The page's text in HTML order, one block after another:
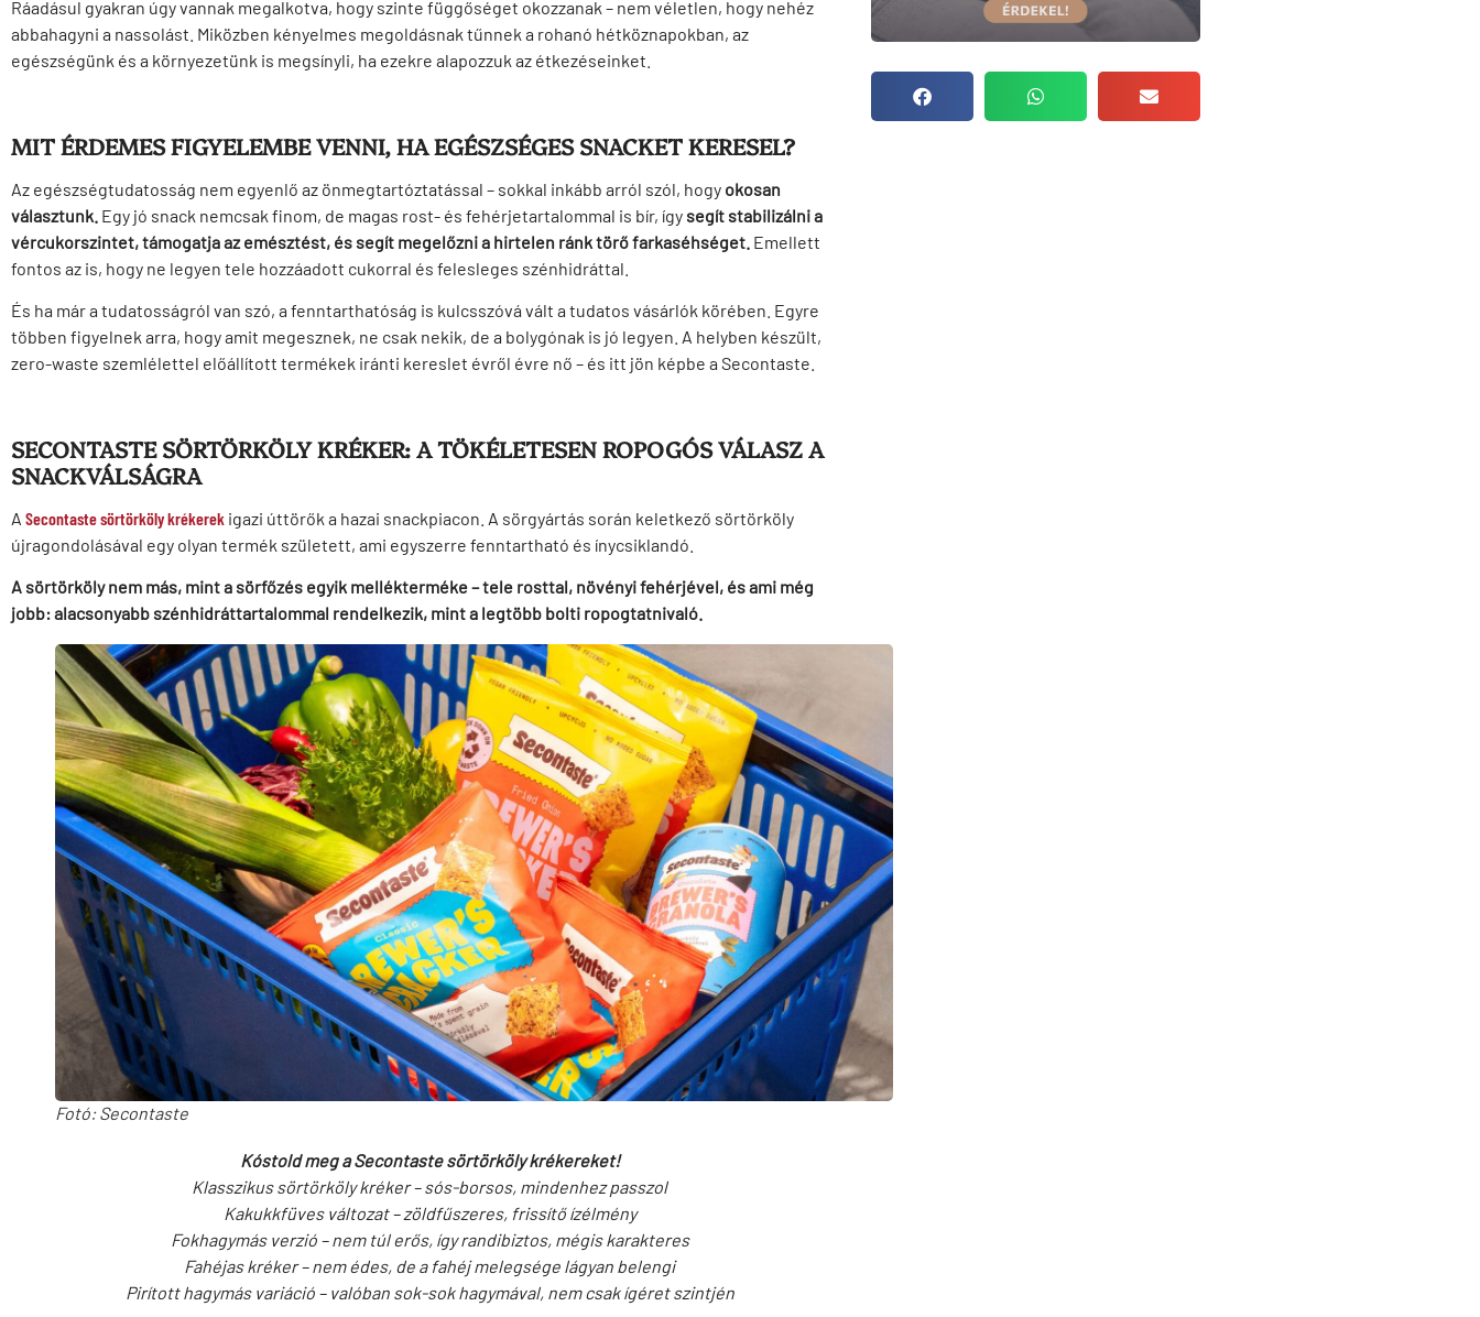
Ráadásul gyakran úgy vannak megalkotva, hogy szinte függőséget okozzanak – nem véletlen, hogy nehéz
abbahagyni a nassolást. Miközben kényelmes megoldásnak tűnnek a rohanó hétköznapokban, az
egészségünk és a környezetünk is megsínyli, ha ezekre alapozzuk az étkezéseinket.
MIT ÉRDEMES FIGYELEMBE VENNI, HA EGÉSZSÉGES SNACKET KERESEL?
Az egészségtudatosság nem egyenlő az önmegtartóztatással – sokkal inkább arról szól, hogy okosan
választunk. Egy jó snack nemcsak finom, de magas rost- és fehérjetartalommal is bír, így segít stabilizálni a
vércukorszintet, támogatja az emésztést, és segít megelőzni a hirtelen ránk törő farkaséhséget. Emellett
fontos az is, hogy ne legyen tele hozzáadott cukorral és felesleges szénhidráttal.
És ha már a tudatosságról van szó, a fenntarthatóság is kulcsszóvá vált a tudatos vásárlók körében. Egyre
többen figyelnek arra, hogy amit megesznek, ne csak nekik, de a bolygónak is jó legyen. A helyben készült,
zero-waste szemlélettel előállított termékek iránti kereslet évről évre nő – és itt jön képbe a Secontaste.
SECONTASTE SÖRTÖRKÖLY KRÉKER: A TÖKÉLETESEN ROPOGÓS VÁLASZ A
SNACKVÁLSÁGRA
A Secontaste sörtörköly krékerek igazi úttörők a hazai snackpiacon. A sörgyártás során keletkező sörtörköly
újragondolásával egy olyan termék született, ami egyszerre fenntartható és ínycsiklandó.
A sörtörköly nem más, mint a sörfőzés egyik mellékterméke – tele rosttal, növényi fehérjével, és ami még
jobb: alacsonyabb szénhidráttartalommal rendelkezik, mint a legtöbb bolti ropogtatnivaló.
Fotó: Secontaste
Kóstold meg a Secontaste sörtörköly krékereket!
Klasszikus sörtörköly kréker – sós-borsos, mindenhez passzol
Kakukkfüves változat – zöldfűszeres, frissítő ízélmény
Fokhagymás verzió – nem túl erős, így randibiztos, mégis karakteres
Fahéjas kréker – nem édes, de a fahéj melegsége lágyan belengi
Pirított hagymás variáció – valóban sok-sok hagymával, nem csak ígéret szintjén